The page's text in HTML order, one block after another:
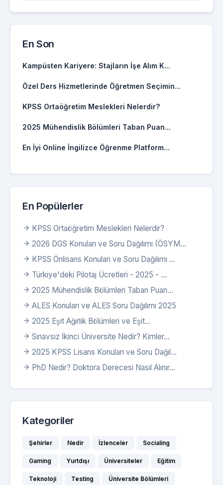
En Son
Kampüsten Kariyere: Stajların İşe Alım K...
Özel Ders Hizmetlerinde Öğretmen Seçimin...
KPSS Ortaöğretim Meslekleri Nelerdir?
2025 Mühendislik Bölümleri Taban Puan...
En İyi Online İngilizce Öğrenme Platform...
En Popülerler
KPSS Ortaöğretim Meslekleri Nelerdir?
2026 DGS Konuları ve Soru Dağılımı (ÖSYM...
KPSS Önlisans Konuları ve Soru Dağılımı ...
Türkiye'deki Pilotaj Ücretleri - 2025 - ...
2025 Mühendislik Bölümleri Taban Puan...
ALES Konuları ve ALES Soru Dağılımı 2025
2025 Eşit Ağırlık Bölümleri ve Eşit...
Sınavsız İkinci Üniversite Nedir? Kimler...
2025 KPSS Lisans Konuları ve Soru Dağıl...
PhD Nedir? Doktora Derecesi Nasıl Alınır...
Kategoriler
Şehirler Nedir İzlenceler Socialing
Gaming Yurtdışı Üniversiteler Eğitim
Teknoloji Testing Üniversite Bölümleri